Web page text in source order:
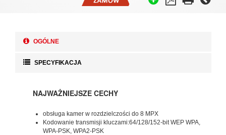
OGÓLNE
SPECYFIKACJA
NAJWAŻNIEJSZE CECHY
obsługa kamer w rozdzielczości do 8 MPX
Kodowanie transmisji kluczami:64/128/152-bit WEP WPA,
WPA-PSK, WPA2-PSK